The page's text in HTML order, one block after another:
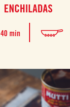
ENCHILADAS
40 min